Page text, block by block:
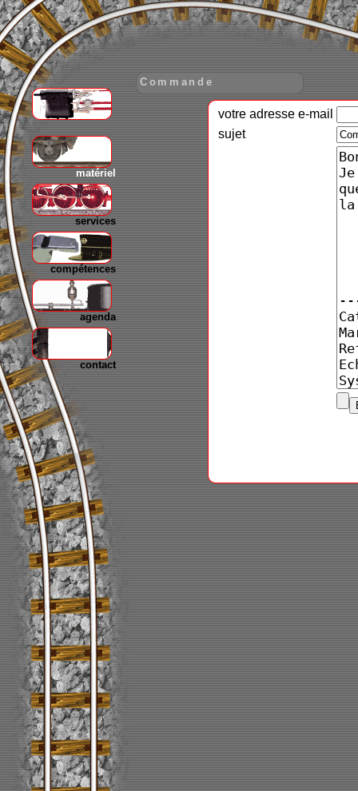
matériel
services
compétences
agenda
contact
Commande
votre adresse e-mail
sujet